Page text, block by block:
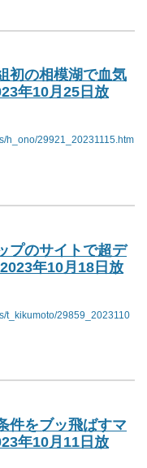
初の相模湖で血気
年10月25日放
h_ono/29921_20231115.htm
プのサイトで超デ
年10月18日放
t_kikumoto/29859_2023110
件をブッ飛ばすマ
年10月11日放